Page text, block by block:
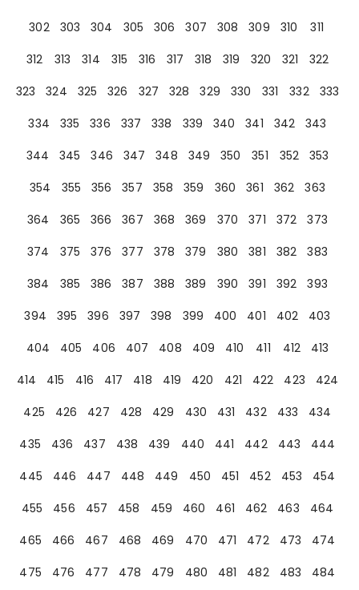
302
303 304 305 306 307 308 309 310
311
312
313 314 315 316 317 318 319 320 321
322
323
324 325 326 327 328 329 330 331 332
333
334
335 336 337 338 339 340 341 342
343
344
345 346 347 348 349 350 351 352
353
354
355 356 357 358 359 360 361 362
363
364
365 366 367 368 369 370 371 372
373
374
375 376 377 378 379 380 381 382
383
384
385 386 387 388 389 390 391 392
393
394
395 396 397 398 399 400 401 402
403
404
405 406 407 408 409 410 411 412
413
414
415 416 417 418 419 420 421 422 423
424
425
426 427 428 429 430 431 432 433
434
435
436 437 438 439 440 441 442 443
444
445
446 447 448 449 450 451 452 453
454
455
456 457 458 459 460 461 462 463
464
465
466 467 468 469 470 471 472 473
474
475
476 477 478 479 480 481 482 483
484